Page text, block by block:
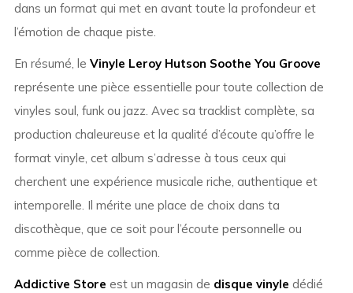
dans un format qui met en avant toute la profondeur et
l’émotion de chaque piste.
En résumé, le Vinyle Leroy Hutson Soothe You Groove
représente une pièce essentielle pour toute collection de
vinyles soul, funk ou jazz. Avec sa tracklist complète, sa
production chaleureuse et la qualité d’écoute qu’offre le
format vinyle, cet album s’adresse à tous ceux qui
cherchent une expérience musicale riche, authentique et
intemporelle. Il mérite une place de choix dans ta
discothèque, que ce soit pour l’écoute personnelle ou
comme pièce de collection.
Addictive Store est un magasin de disque vinyle dédié